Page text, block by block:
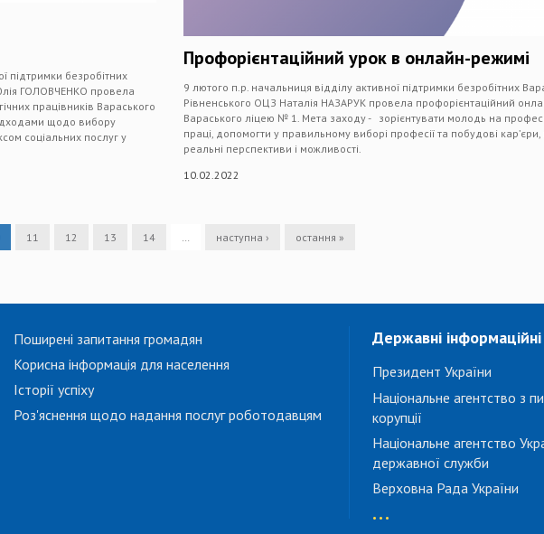
підтримки безробітних
Юлія ГОЛОВЧЕНКО провела
працівників Вараського
щодо вибору
соціальних послуг у
Профорієнтаційний урок в онлайн-режимі
9 лютого п.р. начальниця відділу активної підтримки безробітних
Рівненського ОЦЗ Наталія НАЗАРУК провела профорієнтаційний
Вараського ліцею № 1. Мета заходу - зорієнтувати молодь на
праці, допомогти у правильному виборі професії та побудові
реальні перспективи і можливості.
10.02.2022
11 12 13 14 наступна › остання »
Поширені запитання громадян
Корисна інформація для населення
Історії успіху
Роз'яснення щодо надання послуг роботодавцям
Державні
Президент України
Національне агентство з
корупції
Національне агентство
державної служби
Верховна Рада України
...